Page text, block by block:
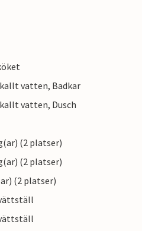
vatten, Badkar
vatten, Dusch
(2 platser)
(2 platser)
(2 platser)